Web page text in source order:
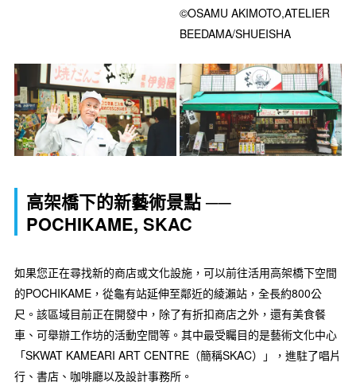
©OSAMU AKIMOTO,ATELIER
BEEDAMA/SHUEISHA
高架橋下的新藝術景點 ──
POCHIKAME, SKAC
如果您正在尋找新的商店或文化設施，可以前往活用高架橋下空間
的POCHIKAME，從龜有站延伸至鄰近的綾瀨站，全長約800公
尺。該區域目前正在開發中，除了有折扣商店之外，還有美食餐
車、可舉辦工作坊的活動空間等。其中最受矚目的是藝術文化中心
「SKWAT KAMEARI ART CENTRE（簡稱SKAC）」，進駐了唱片
行、書店、咖啡廳以及設計事務所。